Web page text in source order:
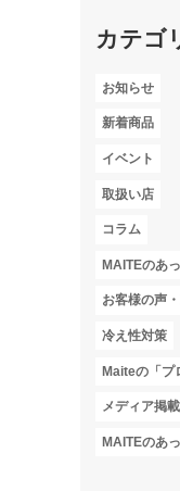
カテゴ
お知らせ
新着商品
イベント
取扱い店
コラム
MAITEのあ
お客様の声
冷え性対策
Maiteの「プ
メディア掲載
MAITEのあ